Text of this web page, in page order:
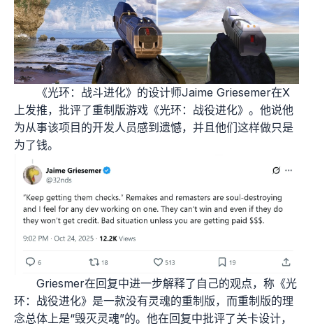
《光环：战斗进化》的设计师Jaime Griesemer在X
上发推，批评了重制版游戏《光环：战役进化》。他说他
为从事该项目的开发人员感到遗憾，并且他们这样做只是
为了钱。
Griesmer在回复中进一步解释了自己的观点，称《光
环：战役进化》是一款没有灵魂的重制版，而重制版的理
念总体上是“毁灭灵魂”的。他在回复中批评了关卡设计，